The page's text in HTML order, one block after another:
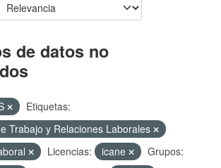
de datos no
Etiquetas:
Trabajo y Relaciones Laborales
Licencias: icane
Grupos: